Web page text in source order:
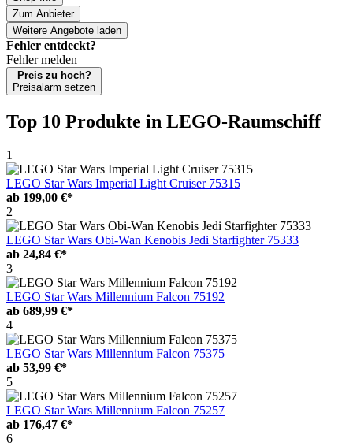
Zum Anbieter
Weitere Angebote laden
Fehler entdeckt?
Fehler melden
Preis zu hoch?
Preisalarm setzen
Top 10 Produkte in LEGO-Raumschiff
1
LEGO Star Wars Imperial Light Cruiser 75315
ab 199,00 €*
2
LEGO Star Wars Obi-Wan Kenobis Jedi Starfighter 75333
ab 24,84 €*
3
LEGO Star Wars Millennium Falcon 75192
ab 689,99 €*
4
LEGO Star Wars Millennium Falcon 75375
ab 53,99 €*
5
LEGO Star Wars Millennium Falcon 75257
ab 176,47 €*
6